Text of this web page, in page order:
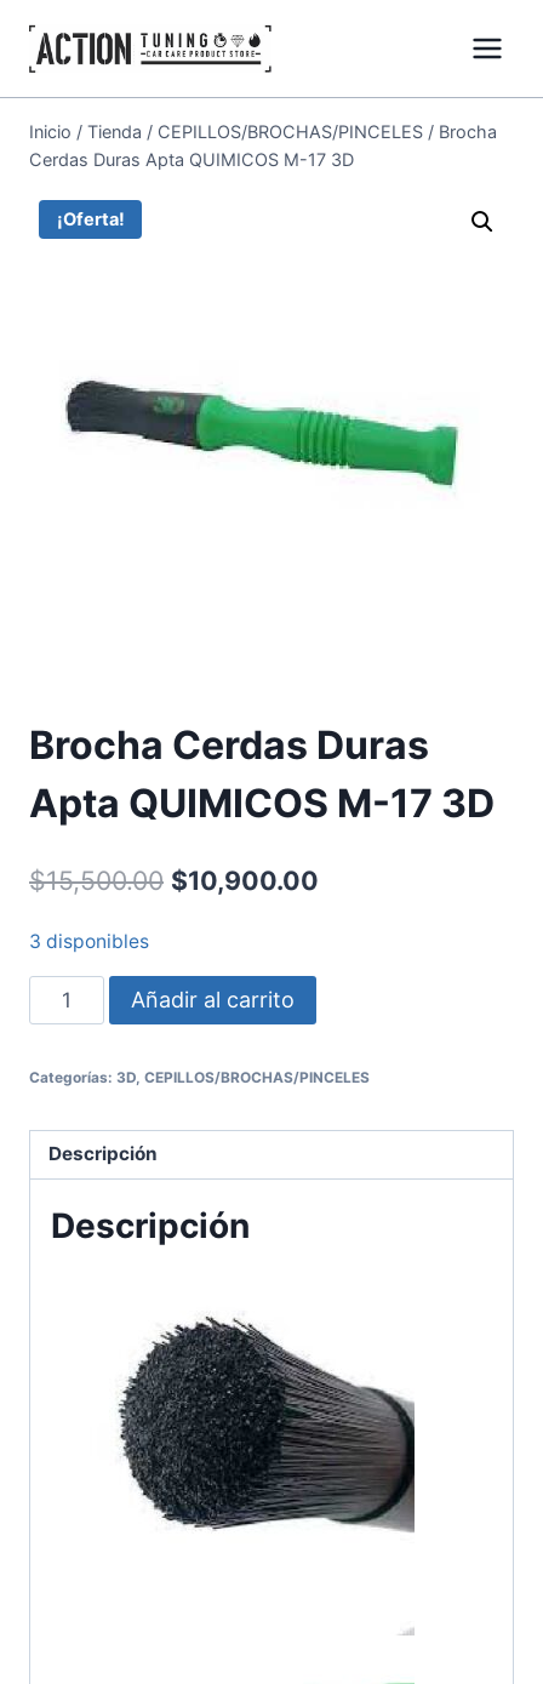
Inicio / Tienda / CEPILLOS/BROCHAS/PINCELES / Brocha
Cerdas Duras Apta QUIMICOS M-17 3D
¡Oferta!
Brocha Cerdas Duras
Apta QUIMICOS M-17 3D
$15,500.00 $10,900.00
3 disponibles
Añadir al carrito
Categorías: 3D CEPILLOS/BROCHAS/PINCELES
Descripción
Descripción